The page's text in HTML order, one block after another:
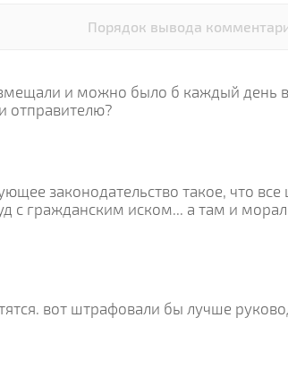
Порядок вывода
и можно было б каждый день
отправителю?
законодательство такое, что
с гражданским иском... а там и
вот штрафовали бы лучше